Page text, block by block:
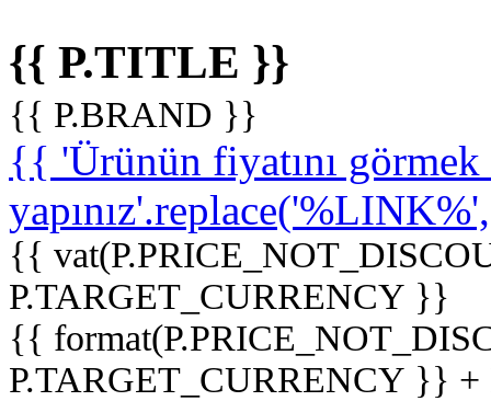
{{ P.TITLE }}
{{ P.BRAND }}
{{ 'Ürünün fiyatını
{{
P.TARGET_CURRENCY }}
{{
P.TARGET_CURRENCY }}